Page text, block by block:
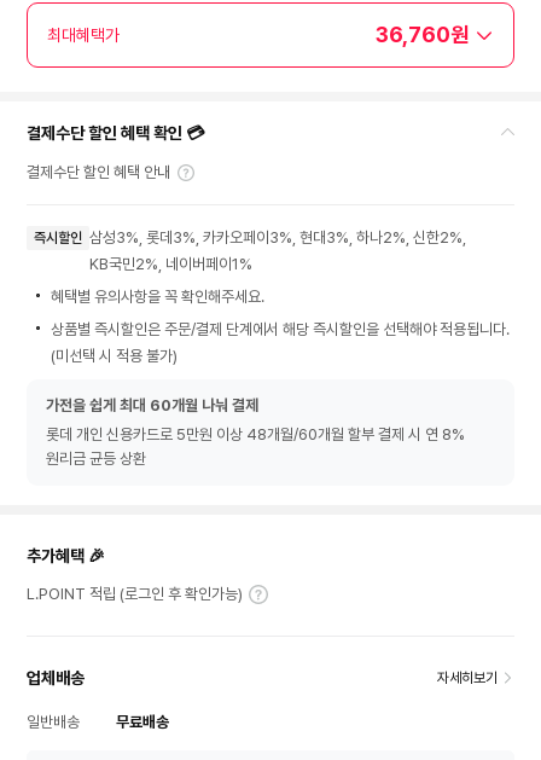
최대혜택가 36,760원
결제수단 할인 혜택 확인 💳
결제수단 할인 혜택 안내
즉시할인 삼성3%, 롯데3%, 카카오페이3%, 현대3%, 하나2%, 신한2%,
KB국민2%, 네이버페이1%
혜택별 유의사항을 꼭 확인해주세요.
상품별 즉시할인은 주문/결제 단계에서 해당 즉시할인을 선택해야 적용됩니다.
(미선택 시 적용 불가)
가전을 쉽게 최대 60개월 나눠 결제
롯데 개인 신용카드로 5만원 이상 48개월/60개월 할부 결제 시 연 8%
원리금 균등 상환
추가혜택 🎉
L.POINT 적립 (로그인 후 확인가능)
업체배송 자세히보기
일반배송 무료배송